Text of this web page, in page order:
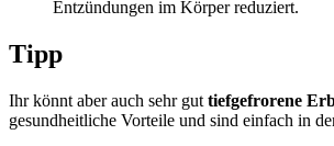
Entzündungen im Körper reduziert.
Tipp
Ihr könnt aber auch sehr gut tiefgefrorene
gesundheitliche Vorteile und sind einfach in